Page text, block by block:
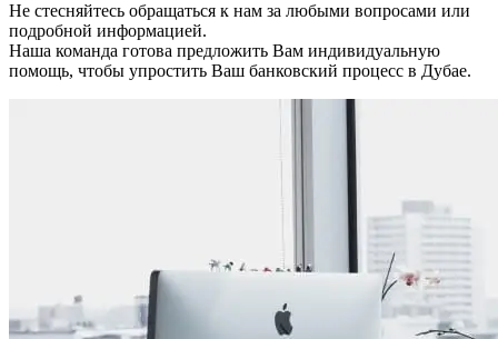
Не стесняйтесь обращаться к нам за любыми вопросами или
подробной информацией.
Наша команда готова предложить Вам индивидуальную
помощь, чтобы упростить Ваш банковский процесс в Дубае.